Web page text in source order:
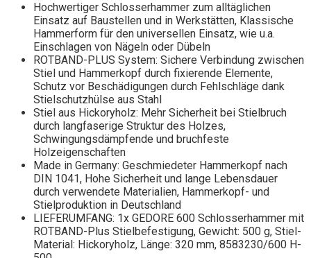
Hochwertiger Schlosserhammer zum alltäglichen
Einsatz auf Baustellen und in Werkstätten, Klassische
Hammerform für den universellen Einsatz, wie u.a.
Einschlagen von Nägeln oder Dübeln
ROTBAND-PLUS System: Sichere Verbindung zwischen
Stiel und Hammerkopf durch fixierende Elemente,
Schutz vor Beschädigungen durch Fehlschläge dank
Stielschutzhülse aus Stahl
Stiel aus Hickoryholz: Mehr Sicherheit bei Stielbruch
durch langfaserige Struktur des Holzes,
Schwingungsdämpfende und bruchfeste
Holzeigenschaften
Made in Germany: Geschmiedeter Hammerkopf nach
DIN 1041, Hohe Sicherheit und lange Lebensdauer
durch verwendete Materialien, Hammerkopf- und
Stielproduktion in Deutschland
LIEFERUMFANG: 1x GEDORE 600 Schlosserhammer mit
ROTBAND-Plus Stielbefestigung, Gewicht: 500 g, Stiel-
Material: Hickoryholz, Länge: 320 mm, 8583230/600 H-